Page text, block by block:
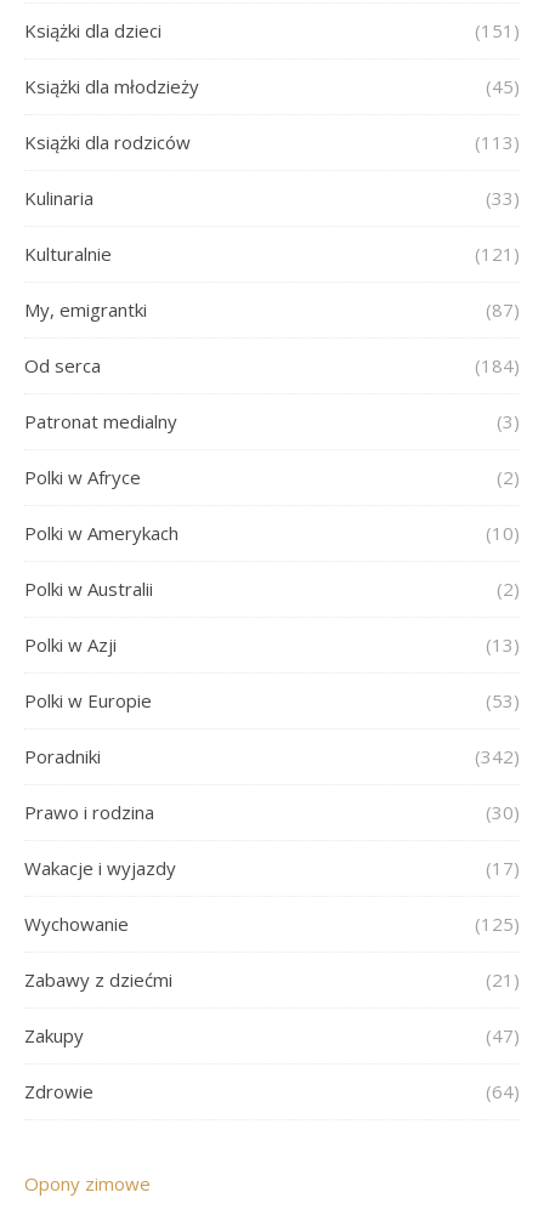
Książki dla dzieci (151)
Książki dla młodzieży (45)
Książki dla rodziców (113)
Kulinaria (33)
Kulturalnie (121)
My, emigrantki (87)
Od serca (184)
Patronat medialny (3)
Polki w Afryce (2)
Polki w Amerykach (10)
Polki w Australii (2)
Polki w Azji (13)
Polki w Europie (53)
Poradniki (342)
Prawo i rodzina (30)
Wakacje i wyjazdy (17)
Wychowanie (125)
Zabawy z dziećmi (21)
Zakupy (47)
Zdrowie (64)
Opony zimowe